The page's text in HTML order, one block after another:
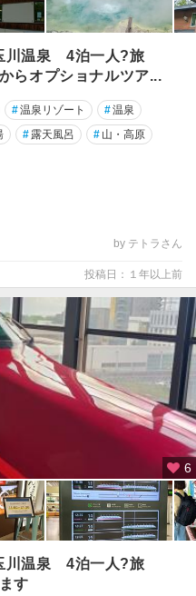
川温泉 4泊一人?旅
オプショナルツア...
#温泉リゾート #温泉
# 露天風呂 # 山・高原
by テトラさん
投稿日：１年以上前
6
川温泉 4泊一人?旅
す